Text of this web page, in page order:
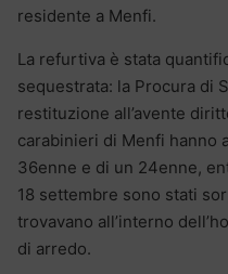
residente a Menfi.
La refurtiva è stata
sequestrata: la Procura di
restituzione all’avente
carabinieri di Menfi hanno
36enne e di un 24enne,
18 settembre sono stati
trovavano all’interno
di arredo.